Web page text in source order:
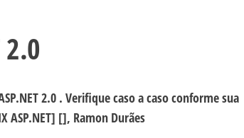
2.0 . Verifique caso a caso conforme sua
ASP.NET] [], Ramon Durães